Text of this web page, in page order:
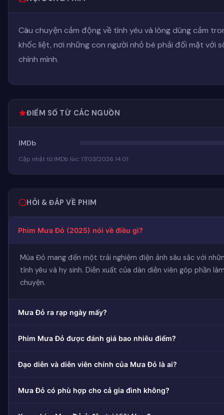
Câu chuyện cảm động về tình yêu và lòng dũng cảm
khốc liệt, nơi những con người nhỏ bé phải đối mặt với
chính mình.
ĐIỂM SỐ TỪ CÁC NGUỒN
IMDb
Cập nhật từ IMDb lúc: 17/03/2026 14:01
HỎI & ĐÁP VỀ PHIM
Phim Mưa Đỏ (2025) nói về điều gì?
Mùa Đỏ mang đến một trải nghiệm điện ảnh sâu sắc với
tình yêu và hy sinh. Diễn xuất của dàn diễn viên góp phần
chuyện.
Mưa Đỏ ra rạp ngày mấy?
Phim Mưa Đỏ được đánh giá bao nhiêu điểm?
Đạo diễn và diễn viên chính của Mưa Đỏ là ai?
Mưa Đỏ có phù hợp cho cả gia đình không?